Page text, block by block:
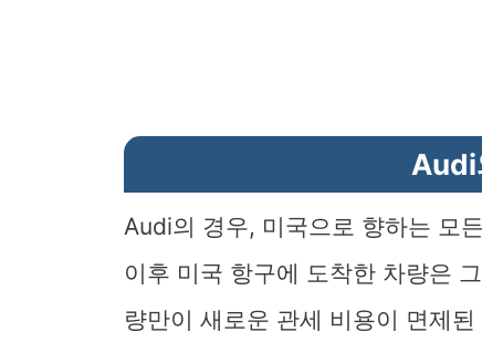
Audi
Audi의 경우, 미국으로 향하는 모
이후 미국 항구에 도착한 차량은
량만이 새로운 관세 비용이 면제